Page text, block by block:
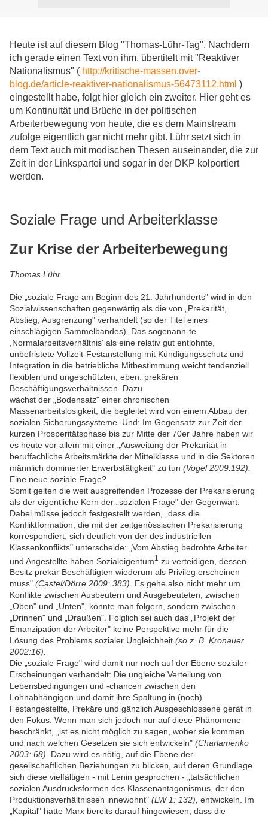
Heute ist auf diesem Blog "Thomas-Lühr-Tag". Nachdem
ich gerade einen Text von ihm, übertitelt mit "Reaktiver
Nationalismus" ( http://kritische-massen.over-
blog.de/article-reaktiver-nationalismus-56473112.html )
eingestellt habe, folgt hier gleich ein zweiter. Hier geht es
um Kontinuität und Brüche in der politischen
Arbeiterbewegung von heute, die es dem Mainstream
zufolge eigentlich gar nicht mehr gibt. Lühr setzt sich in
dem Text auch mit modischen Thesen auseinander, die zur
Zeit in der Linkspartei und sogar in der DKP kolportiert
werden.
Soziale Frage und Arbeiterklasse
Zur Krise der Arbeiterbewegung
Thomas Lühr
Die „soziale Frage am Beginn des 21. Jahrhunderts" wird in den
Sozialwissenschaften gegenwärtig als die von „Prekarität,
Abstieg, Ausgrenzung" verhandelt (so der Titel eines
einschlägigen Sammelbandes). Das sogenann-te
,Normalarbeitsverhältnis' als eine relativ gut entlohnte,
unbefristete Vollzeit-Festanstellung mit Kündigungsschutz und
Integration in die betriebliche Mitbestimmung weicht tendenziell
flexiblen und ungeschützten, eben: prekären
Beschäftigungsverhältnissen. Dazu
wächst der „Bodensatz" einer chronischen
Massenarbeitslosigkeit, die begleitet wird von einem Abbau der
sozialen Sicherungssysteme. Und: Im Gegensatz zur Zeit der
kurzen Prosperitätsphase bis zur Mitte der 70er Jahre haben wir
es heute vor allem mit einer „Ausweitung der Prekarität in
beruffachliche Arbeitsmärkte der Mittelklasse und in die Sektoren
männlich dominierter Erwerbstätigkeit" zu tun (Vogel 2009:192).
Eine neue soziale Frage?
Somit gelten die weit ausgreifenden Prozesse der Prekarisierung
als der eigentliche Kern der „sozialen Frage" der Gegenwart.
Dabei müsse jedoch festgestellt werden, „dass die
Konfliktformation, die mit der zeitgenössischen Prekarisierung
korrespondiert, sich deutlich von der des industriellen
Klassenkonflikts" unterscheide: „Vom Abstieg bedrohte Arbeiter
und Angestellte haben Sozialeigentum1 zu verteidigen, dessen
Besitz prekär Beschäftigten wiederum als Privileg erscheinen
muss" (Castel/Dörre 2009: 383). Es gehe also nicht mehr um
Konflikte zwischen Ausbeutern und Ausgebeuteten, zwischen
„Oben" und „Unten", könnte man folgern, sondern zwischen
„Drinnen" und „Draußen". Folglich sei auch das „Projekt der
Emanzipation der Arbeiter" keine Perspektive mehr für die
Lösung des Problems sozialer Ungleichheit (so z. B. Kronauer
2002:16).
Die „soziale Frage" wird damit nur noch auf der Ebene sozialer
Erscheinungen verhandelt: Die ungleiche Verteilung von
Lebensbedingungen und -chancen zwischen den
Lohnabhängigen und damit ihre Spaltung in (noch)
Festangestellte, Prekäre und gänzlich Ausgeschlossene gerät in
den Fokus. Wenn man sich jedoch nur auf diese Phänomene
beschränkt, „ist es nicht möglich zu sagen, woher sie kommen
und nach welchen Gesetzen sie sich entwickeln" (Charlamenko
2003: 68). Dazu wird es nötig, auf die Ebene der
gesellschaftlichen Beziehungen zu blicken, auf deren Grundlage
sich diese vielfältigen - mit Lenin gesprochen - „tatsächlichen
sozialen Ausdrucksformen des Klassenantagonismus, der den
Produktionsverhältnissen innewohnt" (LW 1: 132), entwickeln. Im
„Kapital" hatte Marx bereits darauf hingewiesen, dass die